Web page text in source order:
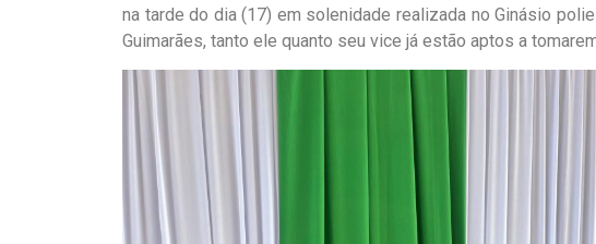
na tarde do dia (17) em solenidade realizada no Ginásio
Guimarães, tanto ele quanto seu vice já estão aptos a